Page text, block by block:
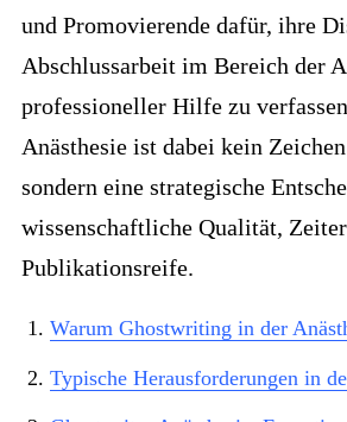
und Promovierende dafür, ihre
Abschlussarbeit im Bereich der
professioneller Hilfe zu
Anästhesie ist dabei kein
sondern eine strategische
wissenschaftliche Qualität,
Publikationsreife.
Warum Ghostwriting in der
Typische Herausforderungen in